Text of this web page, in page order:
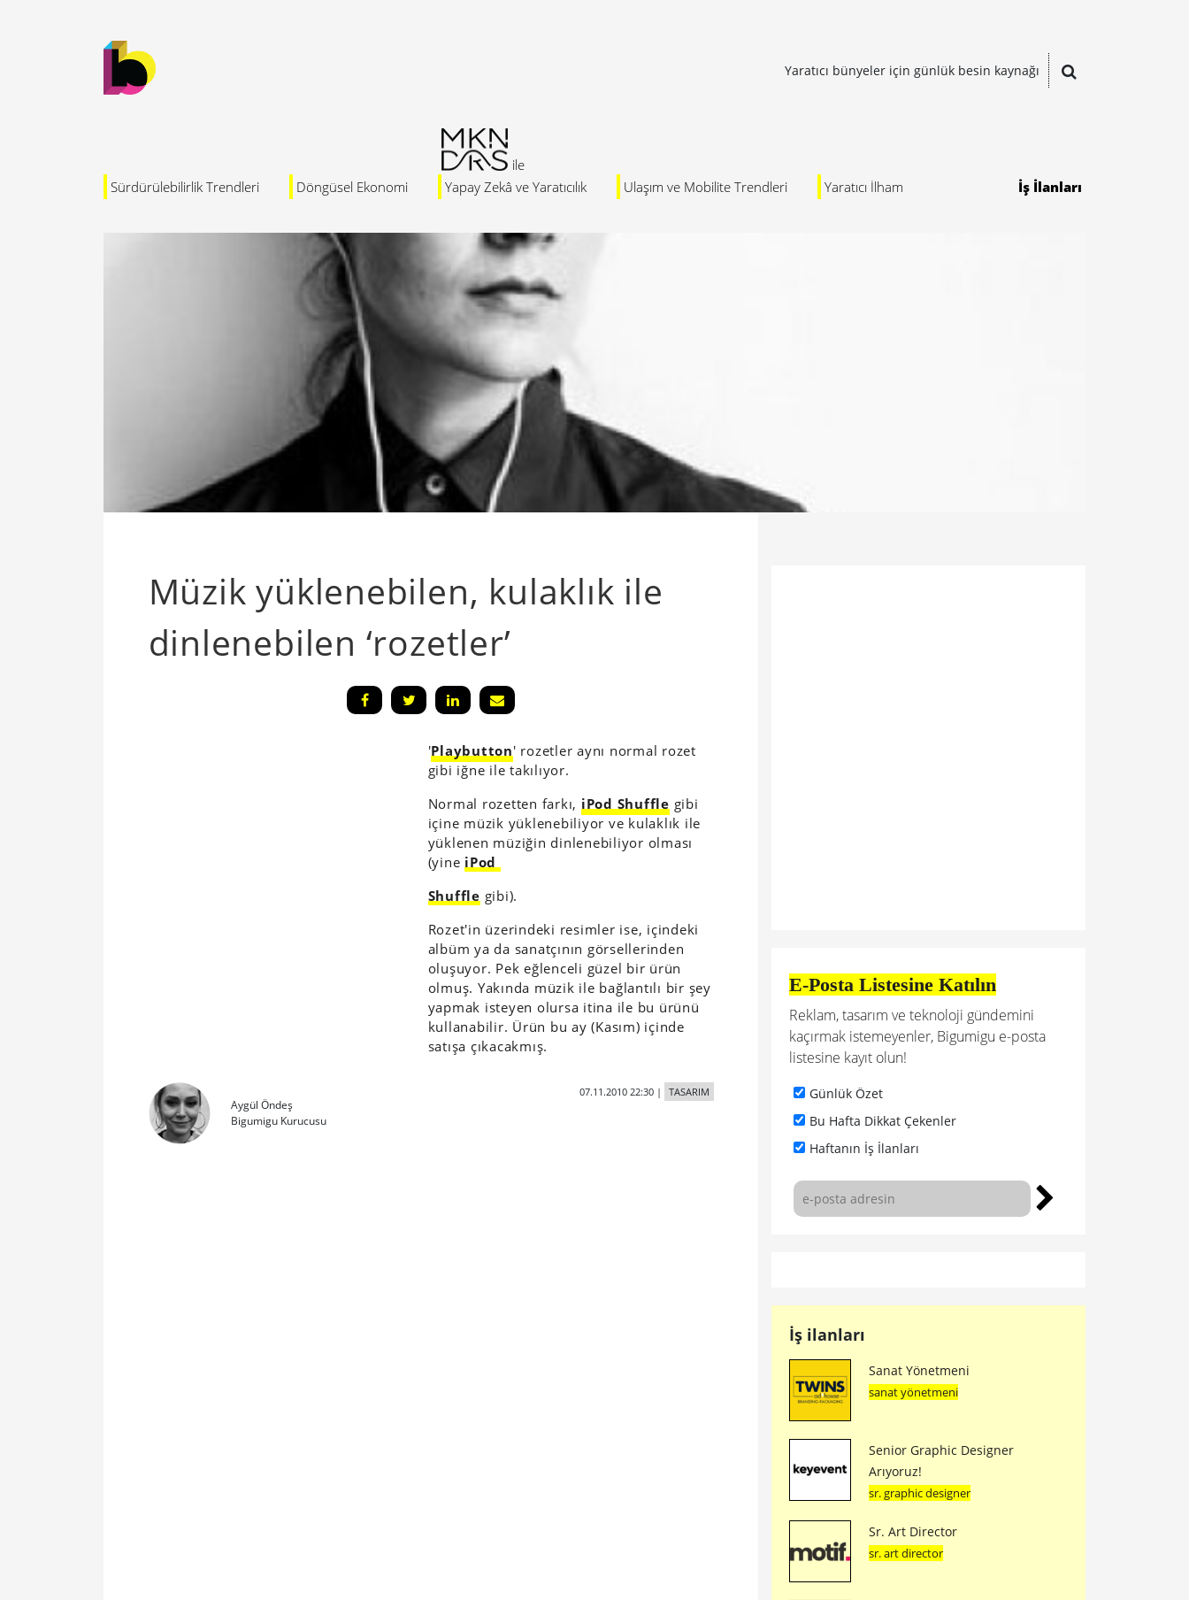
Yaratıcı bünyeler için günlük besin kaynağı
Sürdürülebilirlik Trendleri Döngüsel Ekonomi Yapay Zekâ ve Yaratıcılık Ulaşım ve Mobilite Trendleri Yaratıcı İlham İş İlanları
Müzik yüklenebilen, kulaklık ile
dinlenebilen ‘rozetler’
'Playbutton' rozetler aynı normal rozet
gibi iğne ile takılıyor.
Normal rozetten farkı, iPod Shuffle gibi
içine müzik yüklenebiliyor ve kulaklık ile
yüklenen müziğin dinlenebiliyor olması
(yine iPod
Shuffle gibi).
Rozet'in üzerindeki resimler ise, içindeki
albüm ya da sanatçının görsellerinden
oluşuyor. Pek eğlenceli güzel bir ürün
olmuş. Yakında müzik ile bağlantılı bir şey
yapmak isteyen olursa itina ile bu ürünü
kullanabilir. Ürün bu ay (Kasım) içinde
satışa çıkacakmış.
Aygül Öndeş
Bigumigu Kurucusu
07.11.2010 22:30| TASARIM
E-Posta Listesine Katılın
Reklam, tasarım ve teknoloji gündemini
kaçırmak istemeyenler, Bigumigu e-posta
listesine kayıt olun!
Günlük Özet
Bu Hafta Dikkat Çekenler
Haftanın İş İlanları
İş ilanları
Sanat Yönetmeni
sanat yönetmeni
Senior Graphic Designer
Arıyoruz!
sr. graphic designer
Sr. Art Director
sr. art director